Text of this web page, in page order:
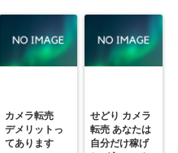
カメラ転売
デメリットっ
てあります
せどり カメラ
転売 あなたは
自分だけ稼げ